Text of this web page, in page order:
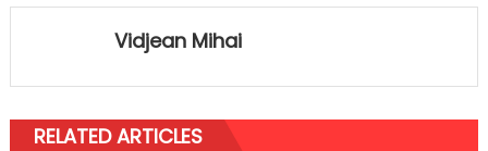
Vidjean Mihai
RELATED ARTICLES